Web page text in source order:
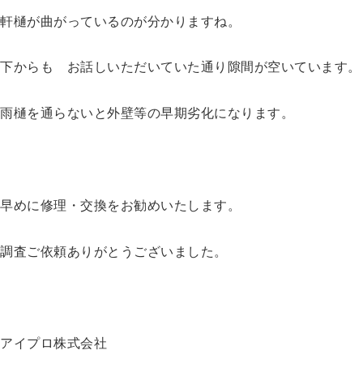
軒樋が曲がっているのが分かりますね。
下からも お話しいただいていた通り隙間が空いています。
雨樋を通らないと外壁等の早期劣化になります。
早めに修理・交換をお勧めいたします。
調査ご依頼ありがとうございました。
アイプロ株式会社